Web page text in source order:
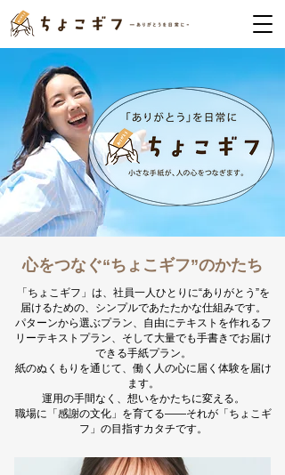
心をつなぐ“ちょこギフ”のかたち
「ちょこギフ」は、社員一人ひとりに“ありがとう”を
届けるための、シンプルであたたかな仕組みです。
パターンから選ぶプラン、自由にテキストを作れるフ
リーテキストプラン、そして大量でも手書きでお届け
できる手紙プラン。
紙のぬくもりを通じて、働く人の心に届く体験を届け
ます。
運用の手間なく、想いをかたちに変える。
職場に「感謝の文化」を育てる――それが「ちょこギ
フ」の目指すカタチです。